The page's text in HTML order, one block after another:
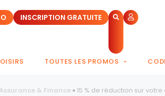
INSCRIPTION GRATUITE
TOUTES LES PROMOS
& Finance » 15 % de réduction sur